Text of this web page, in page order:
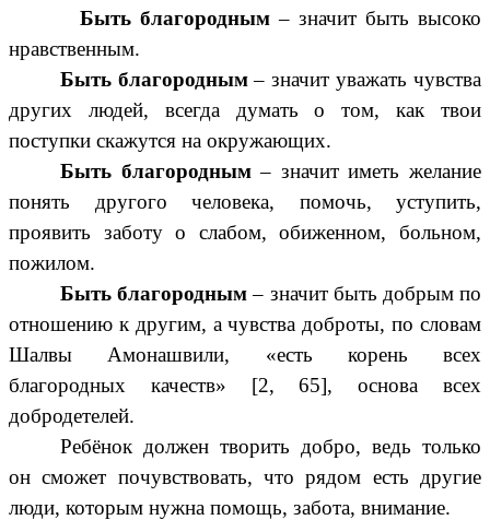
Быть благородным– значит быть высоко
нравственным.
Быть благородным– значит уважать чувства
других людей, всегда думать о том, как твои
поступки скажутся на окружающих.
Быть благородным– значит иметь желание
понять другого человека, помочь, уступить,
проявить заботу о слабом, обиженном, больном,
пожилом.
Быть благородным– значит быть добрым по
отношению к другим, а чувства доброты, по словам
Шалвы Амонашвили, «есть корень всех
благородных качеств» [2, 65], основа всех
добродетелей.
Ребёнок должен творить добро, ведь только
он сможет почувствовать, что рядом есть другие
люди, которым нужна помощь, забота, внимание.